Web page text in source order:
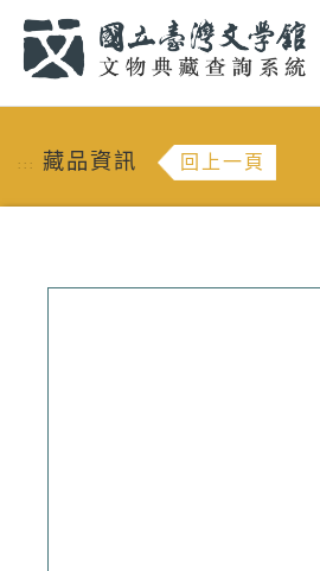
::: 藏品資訊 回上一頁